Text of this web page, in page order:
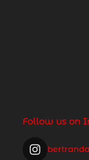
Follow us on